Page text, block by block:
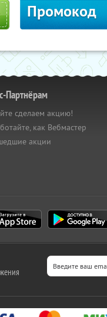
Промокод
Партнёрам
сделаем акцию!
как Вебмастер
акции